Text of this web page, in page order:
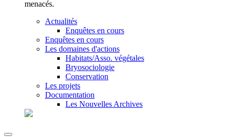
menacés.
Actualités
Enquêtes en cours
Enquêtes en cours
Les domaines d'actions
Habitats/Asso. végétales
Bryosociologie
Conservation
Les projets
Documentation
Les Nouvelles Archives